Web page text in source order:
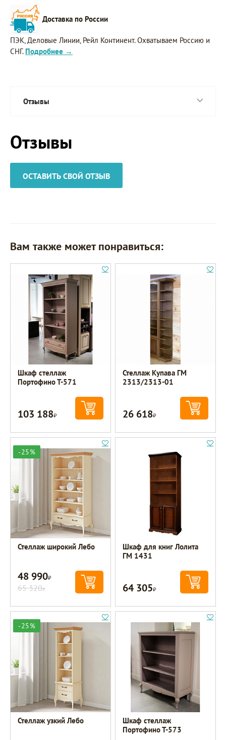
Доставка по России
ПЭК, Деловые Линии, Рейл Континент. Охватываем Россию и
СНГ. Подробнее →
Отзывы
Отзывы
ОСТАВИТЬ СВОЙ ОТЗЫВ
Вам также может понравиться:
Шкаф стеллаж
Портофино Т-571
103 188Р
Стеллаж Купава ГМ
2313/2313-01
26 618Р
-25%
Стеллаж широкий Лебо
48 990Р
65 320Р
Шкаф для книг Лолита
ГМ 1431
64 305Р
-25%
Стеллаж узкий Лебо
Шкаф стеллаж
Портофино Т-573